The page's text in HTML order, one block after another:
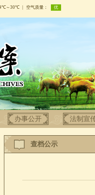
办事公开 法制宣
查档公示